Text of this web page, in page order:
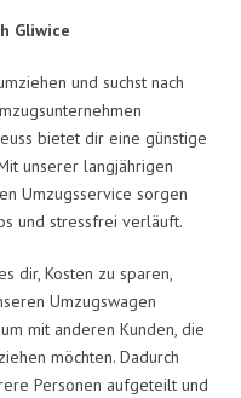
Gliwice
und suchst nach
bietet dir eine günstige
unserer langjährigen
Umzugsservice sorgen
und stressfrei verläuft.
dir, Kosten zu sparen,
Umzugswagen
mit anderen Kunden, die
möchten. Dadurch
Personen aufgeteilt und